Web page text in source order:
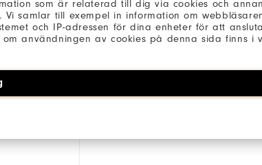
som är relaterad till dig via cookies och annan
Vi samlar till exempel in information om
och IP-adressen för dina enheter för att
om användningen av cookies på denna sida finns i